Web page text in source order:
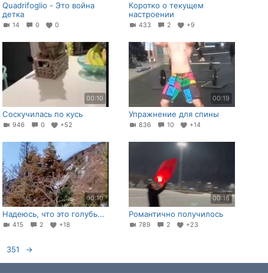
Quadrifoglio - Это война
детка
14 0 0
Коротко о текущем
настроении
433 2 +9
00:10
Соскучилась по кусь
946 0 +52
00:19
Упражнение для спины
836 10 +14
00:10
Надеюсь, что это голубь...
415 2 +18
00:16
Романтично получилось
789 2 +23
351 →